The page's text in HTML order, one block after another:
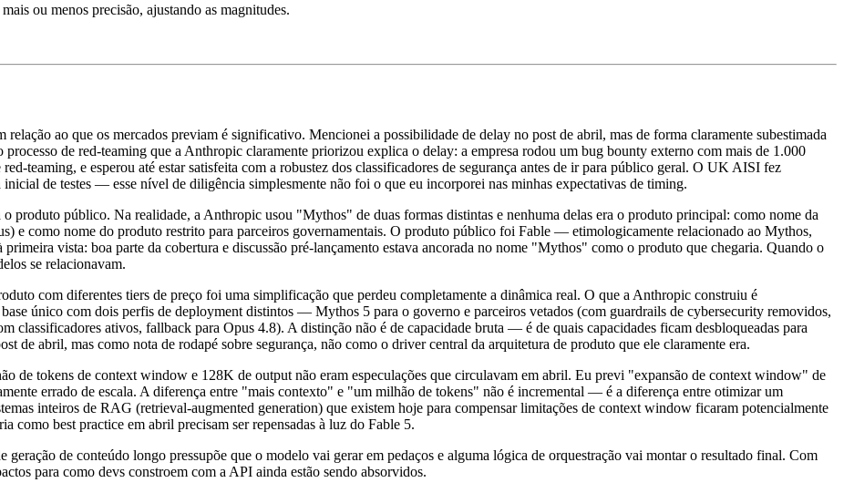
ou menos precisão, ajustando as magnitudes.
relação ao que os mercados previam é significativo. Mencionei a possibilidade de delay no post de abril, mas de forma claramente subestimada
de red-teaming que a Anthropic claramente priorizou explica o delay: a empresa rodou um bug bounty externo com mais de 1.000
teaming, e esperou até estar satisfeita com a robustez dos classificadores de segurança antes de ir para público geral. O UK AISI fez
de testes — esse nível de diligência simplesmente não foi o que eu incorporei nas minhas expectativas de timing.
produto público. Na realidade, a Anthropic usou "Mythos" de duas formas distintas e nenhuma delas era o produto principal: como nome da
e como nome do produto restrito para parceiros governamentais. O produto público foi Fable — etimologicamente relacionado ao Mythos,
vista: boa parte da cobertura e discussão pré-lançamento estava ancorada no nome "Mythos" como o produto que chegaria. Quando o
se relacionavam.
com diferentes tiers de preço foi uma simplificação que perdeu completamente a dinâmica real. O que a Anthropic construiu é
único com dois perfis de deployment distintos — Mythos 5 para o governo e parceiros vetados (com guardrails de cybersecurity removidos,
classificadores ativos, fallback para Opus 4.8). A distinção não é de capacidade bruta — é de quais capacidades ficam desbloqueadas para
de abril, mas como nota de rodapé sobre segurança, não como o driver central da arquitetura de produto que ele claramente era.
de tokens de context window e 128K de output não eram especulações que circulavam em abril. Eu previ "expansão de context window" de
errado de escala. A diferença entre "mais contexto" e "um milhão de tokens" não é incremental — é a diferença entre otimizar um
inteiros de RAG (retrieval-augmented generation) que existem hoje para compensar limitações de context window ficaram potencialmente
como best practice em abril precisam ser repensadas à luz do Fable 5.
de conteúdo longo pressupõe que o modelo vai gerar em pedaços e alguma lógica de orquestração vai montar o resultado final. Com
para como devs constroem com a API ainda estão sendo absorvidos.